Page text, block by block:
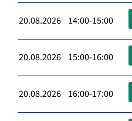
20.08.2026 14:00-15:00
20.08.2026 15:00-16:00
20.08.2026 16:00-17:00